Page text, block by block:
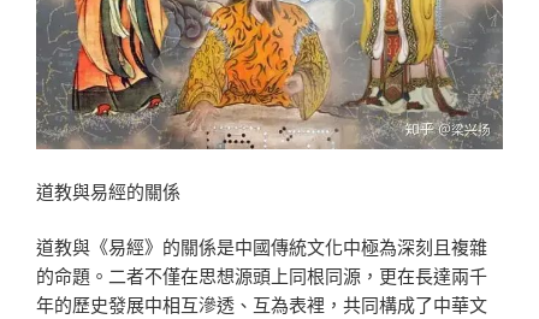
道教與易經的關係
道教與《易經》的關係是中國傳統文化中極為深刻且複雜
的命題。二者不僅在思想源頭上同根同源，更在長達兩千
年的歷史發展中相互滲透、互為表裡，共同構成了中華文